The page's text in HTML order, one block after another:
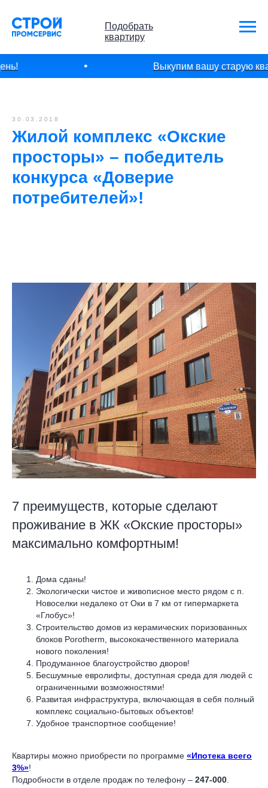
Подобрать
квартиру
Выкупим вашу старую
30.03.2018
Жилой комплекс «Окские
просторы» – победитель
конкурса «Доверие
потребителей»!
7 преимуществ, которые сделают
проживание в ЖК «Окские просторы»
максимально комфортным!
Дома сданы!
Экологически чистое и живописное место рядом с п.
Новоселки недалеко от Оки в 7 км от гипермаркета
«Глобус»!
Строительство домов из керамических поризованных
блоков Porotherm, высококачественного материала
нового поколения!
Продуманное благоустройство дворов!
Бесшумные евролифты, доступная среда для людей с
ограниченными возможностями!
Развитая инфраструктура, включающая в себя полный
комплекс социально-бытовых объектов!
Удобное транспортное сообщение!
Квартиры можно приобрести по программе «Ипотека всего
3%»!
Подробности в отделе продаж по телефону – 247-000.